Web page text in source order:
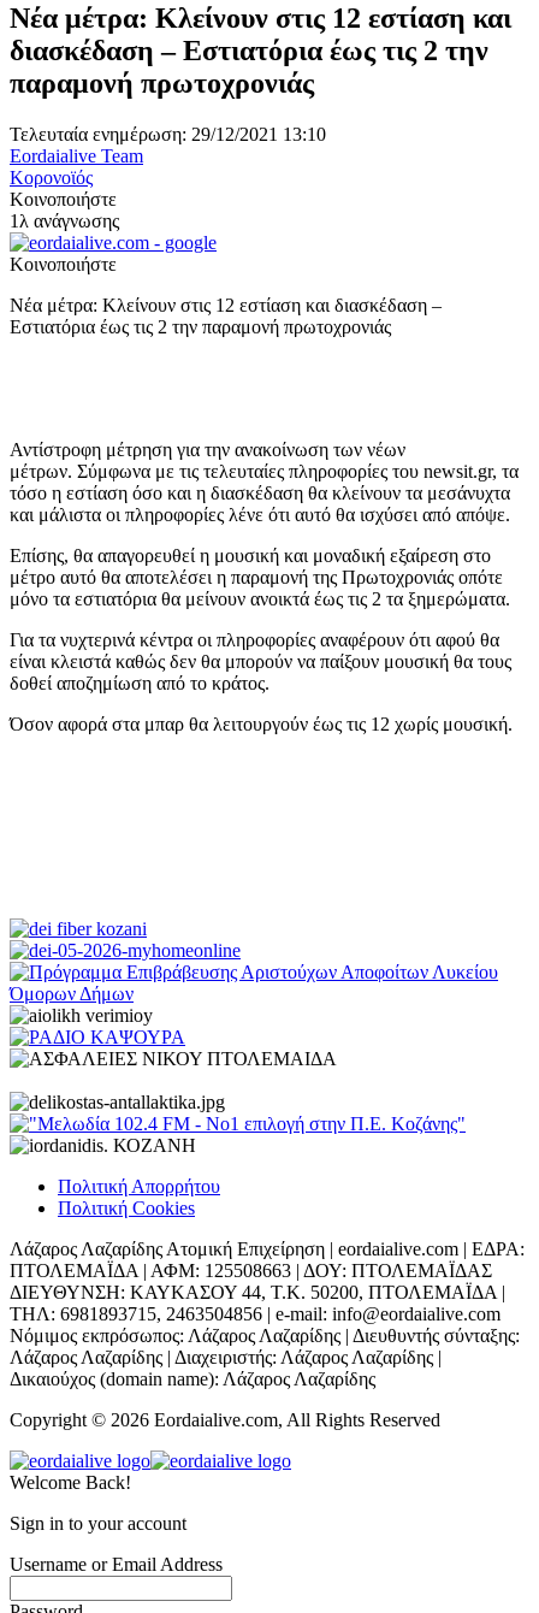
Νέα μέτρα: Κλείνουν στις 12 εστίαση και
διασκέδαση – Εστιατόρια έως τις 2 την
παραμονή πρωτοχρονιάς
Τελευταία ενημέρωση: 29/12/2021 13:10
Eordaialive Team
Κορονοϊός
Κοινοποιήστε
1λ ανάγνωσης
Κοινοποιήστε
Νέα μέτρα: Κλείνουν στις 12 εστίαση και διασκέδαση –
Εστιατόρια έως τις 2 την παραμονή πρωτοχρονιάς
Αντίστροφη μέτρηση για την ανακοίνωση των νέων
μέτρων. Σύμφωνα με τις τελευταίες πληροφορίες του newsit.gr, τα
τόσο η εστίαση όσο και η διασκέδαση θα κλείνουν τα μεσάνυχτα
και μάλιστα οι πληροφορίες λένε ότι αυτό θα ισχύσει από απόψε.
Επίσης, θα απαγορευθεί η μουσική και μοναδική εξαίρεση στο
μέτρο αυτό θα αποτελέσει η παραμονή της Πρωτοχρονιάς οπότε
μόνο τα εστιατόρια θα μείνουν ανοικτά έως τις 2 τα ξημερώματα.
Για τα νυχτερινά κέντρα οι πληροφορίες αναφέρουν ότι αφού θα
είναι κλειστά καθώς δεν θα μπορούν να παίξουν μουσική θα τους
δοθεί αποζημίωση από το κράτος.
Όσον αφορά στα μπαρ θα λειτουργούν έως τις 12 χωρίς μουσική.
Πολιτική Απορρήτου
Πολιτική Cookies
Λάζαρος Λαζαρίδης Ατομική Επιχείρηση | eordaialive.com | ΕΔΡΑ:
ΠΤΟΛΕΜΑΪΔΑ | ΑΦΜ: 125508663 | ΔΟΥ: ΠΤΟΛΕΜΑΪΔΑΣ
ΔΙΕΥΘΥΝΣΗ: ΚΑΥΚΑΣΟΥ 44, Τ.Κ. 50200, ΠΤΟΛΕΜΑΪΔΑ |
ΤΗΛ: 6981893715, 2463504856 | e-mail: info@eordaialive.com
Νόμιμος εκπρόσωπος: Λάζαρος Λαζαρίδης | Διευθυντής σύνταξης:
Λάζαρος Λαζαρίδης | Διαχειριστής: Λάζαρος Λαζαρίδης |
Δικαιούχος (domain name): Λάζαρος Λαζαρίδης
Copyright © 2026 Eordaialive.com, All Rights Reserved
Welcome Back!
Sign in to your account
Username or Email Address